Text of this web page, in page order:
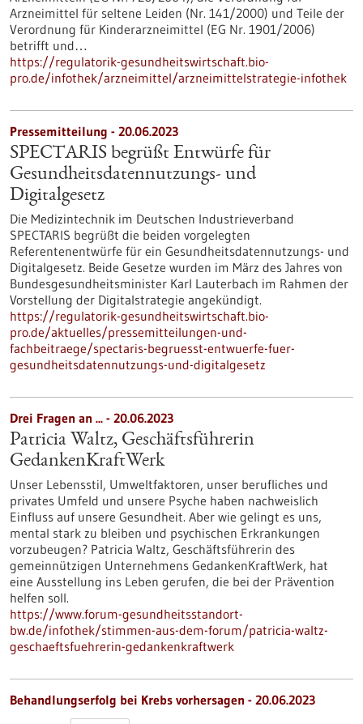
Arzneimittel für seltene Leiden (Nr. 141/2000) und Teile der
Verordnung für Kinderarzneimittel (EG Nr. 1901/2006)
betrifft und…
https://regulatorik-gesundheitswirtschaft.bio-
pro.de/infothek/arzneimittel/arzneimittelstrategie-infothek
Pressemitteilung - 20.06.2023
SPECTARIS begrüßt Entwürfe für
Gesundheitsdatennutzungs- und
Digitalgesetz
Die Medizintechnik im Deutschen Industrieverband
SPECTARIS begrüßt die beiden vorgelegten
Referentenentwürfe für ein Gesundheitsdatennutzungs- und
Digitalgesetz. Beide Gesetze wurden im März des Jahres von
Bundesgesundheitsminister Karl Lauterbach im Rahmen der
Vorstellung der Digitalstrategie angekündigt.
https://regulatorik-gesundheitswirtschaft.bio-
pro.de/aktuelles/pressemitteilungen-und-
fachbeitraege/spectaris-begruesst-entwuerfe-fuer-
gesundheitsdatennutzungs-und-digitalgesetz
Drei Fragen an ... - 20.06.2023
Patricia Waltz, Geschäftsführerin
GedankenKraftWerk
Unser Lebensstil, Umweltfaktoren, unser berufliches und
privates Umfeld und unsere Psyche haben nachweislich
Einfluss auf unsere Gesundheit. Aber wie gelingt es uns,
mental stark zu bleiben und psychischen Erkrankungen
vorzubeugen? Patricia Waltz, Geschäftsführerin des
gemeinnützigen Unternehmens GedankenKraftWerk, hat
eine Ausstellung ins Leben gerufen, die bei der Prävention
helfen soll.
https://www.forum-gesundheitsstandort-
bw.de/infothek/stimmen-aus-dem-forum/patricia-waltz-
geschaeftsfuehrerin-gedankenkraftwerk
Behandlungserfolg bei Krebs vorhersagen - 20.06.2023